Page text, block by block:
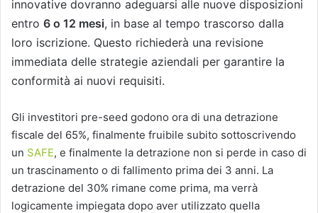
innovative dovranno adeguarsi alle nuove disposizioni
entro 6 o 12 mesi, in base al tempo trascorso dalla
loro iscrizione. Questo richiederà una revisione
immediata delle strategie aziendali per garantire la
conformità ai nuovi requisiti​​.
Gli investitori pre-seed godono ora di una detrazione
fiscale del 65%, finalmente fruibile subito sottoscrivendo
un SAFE, e finalmente la detrazione non si perde in caso di
un trascinamento o di fallimento prima dei 3 anni. La
detrazione del 30% rimane come prima, ma verrà
logicamente impiegata dopo aver utilizzato quella